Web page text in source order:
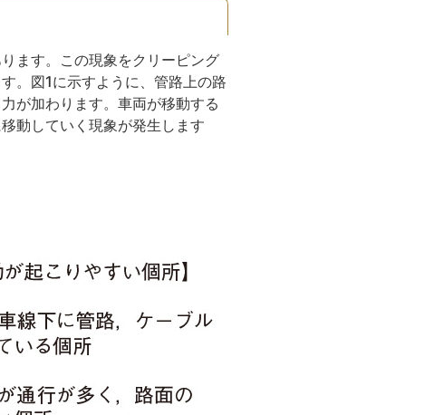
ます。この現象をクリーピング
。図1に示すように、管路上の路
が加わります。車両が移動する
動していく現象が発生します